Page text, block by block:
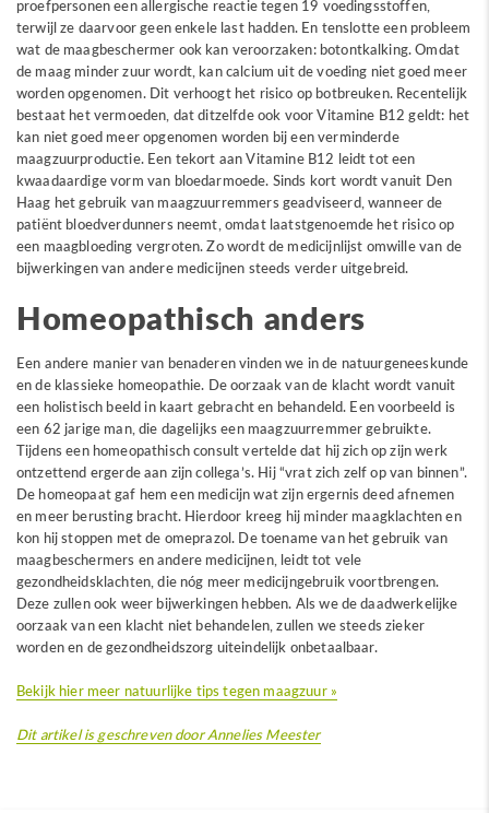
proefpersonen een allergische reactie tegen 19 voedingsstoffen,
terwijl ze daarvoor geen enkele last hadden. En tenslotte een probleem
wat de maagbeschermer ook kan veroorzaken: botontkalking. Omdat
de maag minder zuur wordt, kan calcium uit de voeding niet goed meer
worden opgenomen. Dit verhoogt het risico op botbreuken. Recentelijk
bestaat het vermoeden, dat ditzelfde ook voor Vitamine B12 geldt: het
kan niet goed meer opgenomen worden bij een verminderde
maagzuurproductie. Een tekort aan Vitamine B12 leidt tot een
kwaadaardige vorm van bloedarmoede. Sinds kort wordt vanuit Den
Haag het gebruik van maagzuurremmers geadviseerd, wanneer de
patiënt bloedverdunners neemt, omdat laatstgenoemde het risico op
een maagbloeding vergroten. Zo wordt de medicijnlijst omwille van de
bijwerkingen van andere medicijnen steeds verder uitgebreid.
Homeopathisch anders
Een andere manier van benaderen vinden we in de natuurgeneeskunde
en de klassieke homeopathie. De oorzaak van de klacht wordt vanuit
een holistisch beeld in kaart gebracht en behandeld. Een voorbeeld is
een 62 jarige man, die dagelijks een maagzuurremmer gebruikte.
Tijdens een homeopathisch consult vertelde dat hij zich op zijn werk
ontzettend ergerde aan zijn collega’s. Hij “vrat zich zelf op van binnen”.
De homeopaat gaf hem een medicijn wat zijn ergernis deed afnemen
en meer berusting bracht. Hierdoor kreeg hij minder maagklachten en
kon hij stoppen met de omeprazol. De toename van het gebruik van
maagbeschermers en andere medicijnen, leidt tot vele
gezondheidsklachten, die nóg meer medicijngebruik voortbrengen.
Deze zullen ook weer bijwerkingen hebben. Als we de daadwerkelijke
oorzaak van een klacht niet behandelen, zullen we steeds zieker
worden en de gezondheidszorg uiteindelijk onbetaalbaar.
Bekijk hier meer natuurlijke tips tegen maagzuur »
Dit artikel is geschreven doorAnnelies Meester